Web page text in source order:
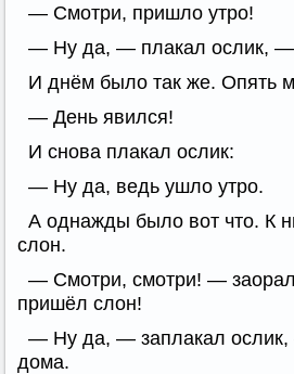
— Смотри, пришло утро!
— Ну да, — плакал ослик, —
И днём было так же. Опять
— День явился!
И снова плакал ослик:
— Ну да, ведь ушло утро.
А однажды было вот что. К
слон.
— Смотри, смотри! —
пришёл слон!
— Ну да, — заплакал
дома.